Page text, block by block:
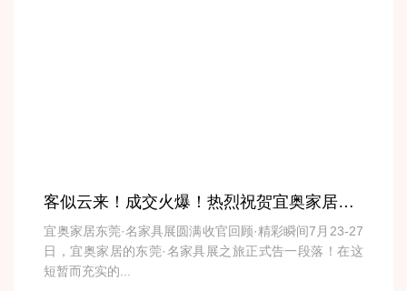
客似云来！成交火爆！热烈祝贺宜奥家居东莞展之行圆满收官！
宜奥家居东莞·名家具展圆满收官回顾·精彩瞬间7月23-27
日，宜奥家居的东莞·名家具展之旅正式告一段落！在这
短暂而充实的...